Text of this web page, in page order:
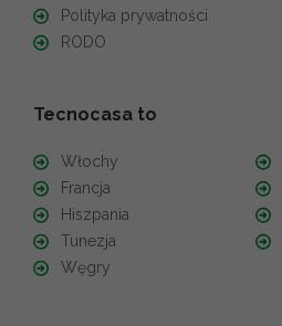
Polityka prywatności
RODO
Tecnocasa to
Włochy
Francja
Hiszpania
Tunezja
Węgry